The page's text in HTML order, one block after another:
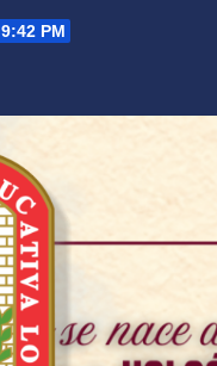
9:42 PM